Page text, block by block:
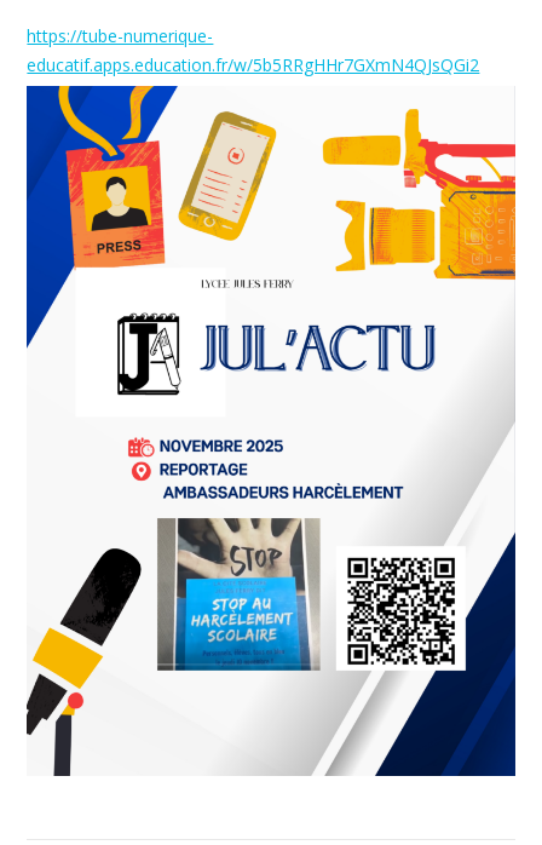
https://tube-numerique-
educatif.apps.education.fr/w/5b5RRgHHr7GXmN4QJsQGi2